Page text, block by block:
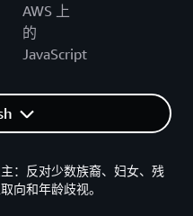
AWS 上
的
JavaScript
：反对少数族裔、妇女、残
向和年龄歧视。